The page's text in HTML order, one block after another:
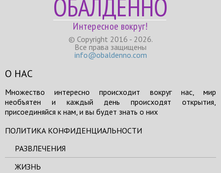
ОБАЛДЕННО
Интересное вокруг!
© Copyright 2016 - 2026.
Все права защищены
info@obaldenno.com
О НАС
Множество интересно происходит вокруг нас, мир
необъятен и каждый день происходят открытия,
присоединяйся к нам, и вы будет знать о них
ПОЛИТИКА КОНФИДЕНЦИАЛЬНОСТИ
РАЗВЛЕЧЕНИЯ
ЖИЗНЬ